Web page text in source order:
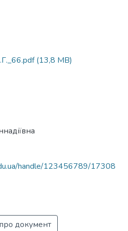
(13,8 MB)
handle/123456789/17308
документ